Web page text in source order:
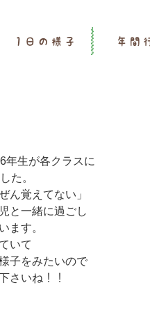
1日の様子 年間
年生が各クラスに
を行いました。
ん覚えてない」
と一緒に過ごし
ます。
いて
子をみたいので
さいね ！！